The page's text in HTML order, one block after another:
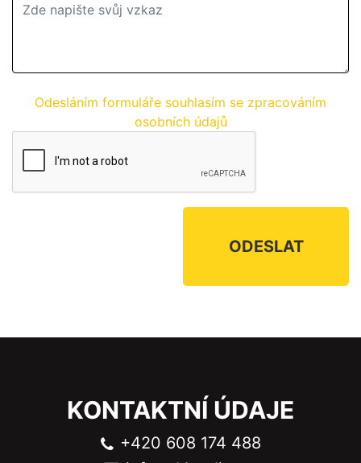
Odesláním formuláře souhlasím se zpracováním
osobních údajů
KONTAKTNÍ ÚDAJE
+420 608 174 488